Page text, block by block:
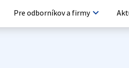
Pre odborníkov a firmykeyboard_arrow_down